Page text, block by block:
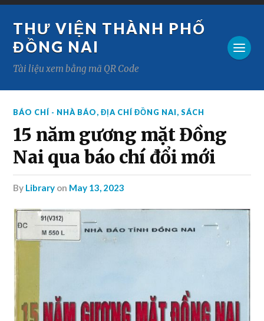
THƯ VIỆN THÀNH PHỐ
ĐỒNG NAI
Tài liệu xem bằng mã QR Code
BÁO CHÍ - NHÀ BÁO,ĐỊA CHÍ ĐỒNG NAI,SÁCH
15 năm gương mặt Đồng
Nai qua báo chí đổi mới
by Library on May 13, 2023